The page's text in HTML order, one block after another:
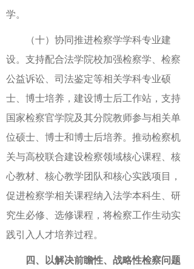
学。
（十）协同推进检察学学科专业建
设。支持配合法学院校加强检察学、检察
公益诉讼、司法鉴定等相关学科专业硕
士、博士培养，建设博士后工作站，支持
国家检察官学院及其分院教师参与相关单
位硕士、博士和博士后培养。推动检察机
关与高校联合建设检察领域核心课程、核
心教材、核心教学团队和核心实践项目，
促进检察学相关课程纳入法学本科生、研
究生必修、选修课程，将检察工作生动实
践引入人才培养过程。
四、以解决前瞻性、战略性检察问题